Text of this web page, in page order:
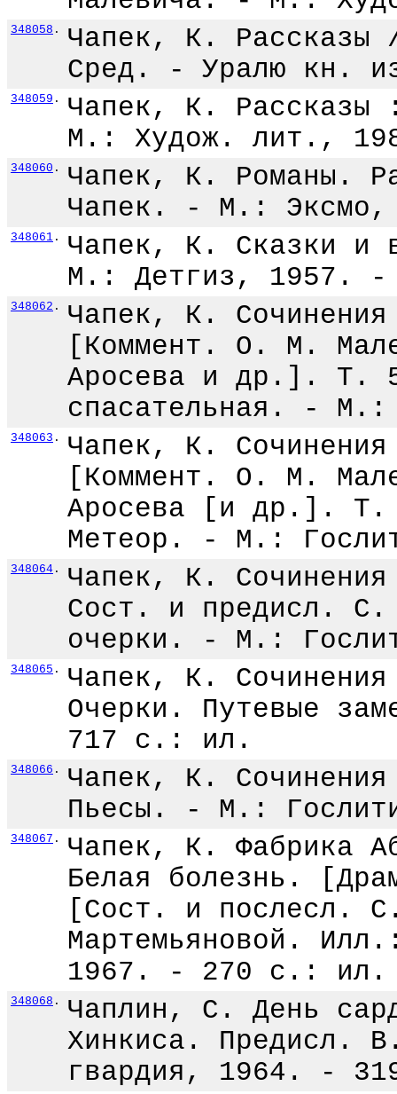
348058 .
Чапек, К. Рассказы
Сред. - Уралю кн.
348059 .
Чапек, К.
М.: Худож. лит.,
348060 .
Чапек, К. Романы.
Чапек. - М.:
348061 .
Чапек, К. Сказки и
М.: Детгиз, 1957.
348062 .
Чапек, К.
[Коммент. О. М.
Аросева и др.]. Т.
спасательная. -
348063 .
Чапек, К.
[Коммент. О. М.
Аросева [и др.]. Т.
Метеор. - М.:
348064 .
Чапек, К.
Сост. и предисл.
очерки. - М.:
348065 .
Чапек, К.
Очерки. Путевые
717 с.: ил.
348066 .
Чапек, К.
Пьесы. - М.:
348067 .
Чапек, К. Фабрика
Белая болезнь.
[Сост. и послесл.
Мартемьяновой.
1967. - 270 с.: ил.
348068 .
Чаплин, С. День
Хинкиса. Предисл.
гвардия, 1964. -